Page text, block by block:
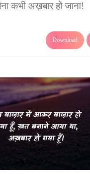
कभी अख़बार हो जाना!
Download